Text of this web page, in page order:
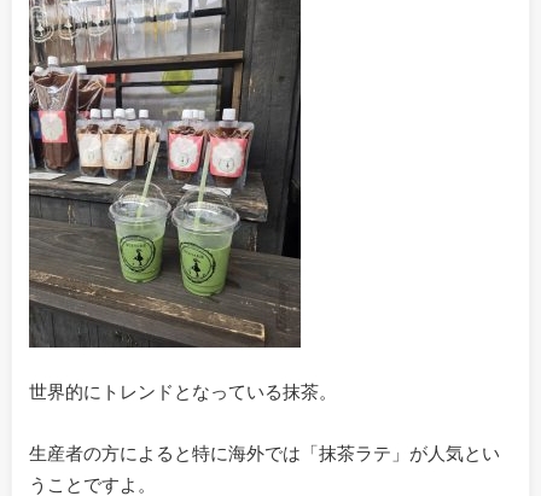
世界的にトレンドとなっている抹茶。
生産者の方によると特に海外では「抹茶ラテ」が人気とい
うことですよ。